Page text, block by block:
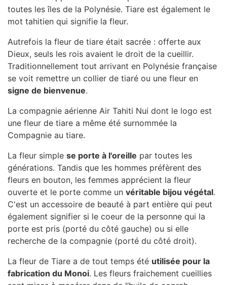
toutes les îles de la Polynésie. Tiare est également le
mot tahitien qui signifie la fleur.
Autrefois la fleur de tiare était sacrée : offerte aux
Dieux, seuls les rois avaient le droit de la cueillir.
Traditionnellement tout arrivant en Polynésie française
se voit remettre un collier de tiaré ou une fleur en
signe de bienvenue.
La compagnie aérienne Air Tahiti Nui dont le logo est
une fleur de tiare a même été surnommée la
Compagnie au tiare.
La fleur simple se porte à l'oreille par toutes les
générations. Tandis que les hommes préfèrent des
fleurs en bouton, les femmes apprécient la fleur
ouverte et le porte comme un véritable bijou végétal.
C'est un accessoire de beauté à part entière qui peut
également signifier si le coeur de la personne qui la
porte est pris (porté du côté gauche) ou si elle
recherche de la compagnie (porté du côté droit).
La fleur de Tiare a de tout temps été utilisée pour la
fabrication du Monoi. Les fleurs fraichement cueillies